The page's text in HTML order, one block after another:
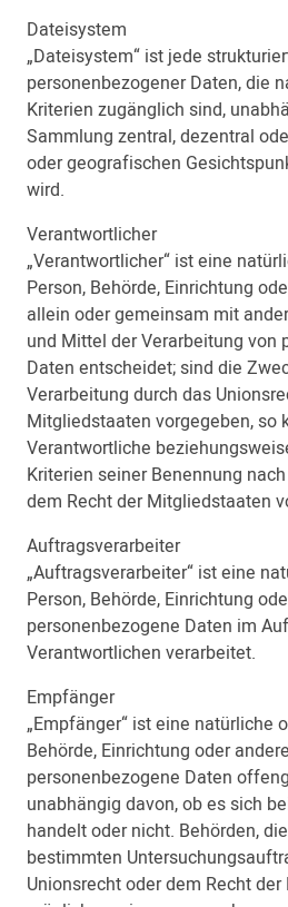
Dateisystem
„Dateisystem“ ist jede
personenbezogener Daten, die
Kriterien zugänglich sind,
Sammlung zentral, dezentral
oder geografischen
wird.
Verantwortlicher
„Verantwortlicher“ ist eine
Person, Behörde, Einrichtung
allein oder gemeinsam mit
und Mittel der Verarbeitung von
Daten entscheidet; sind die
Verarbeitung durch das
Mitgliedstaaten vorgegeben, so
Verantwortliche
Kriterien seiner Benennung
dem Recht der Mitgliedstaaten
Auftragsverarbeiter
„Auftragsverarbeiter“ ist eine
Person, Behörde, Einrichtung
personenbezogene Daten im
Verantwortlichen verarbeitet.
Empfänger
„Empfänger“ ist eine natürliche
Behörde, Einrichtung oder
personenbezogene Daten
unabhängig davon, ob es sich
handelt oder nicht. Behörden,
bestimmten
Unionsrecht oder dem Recht